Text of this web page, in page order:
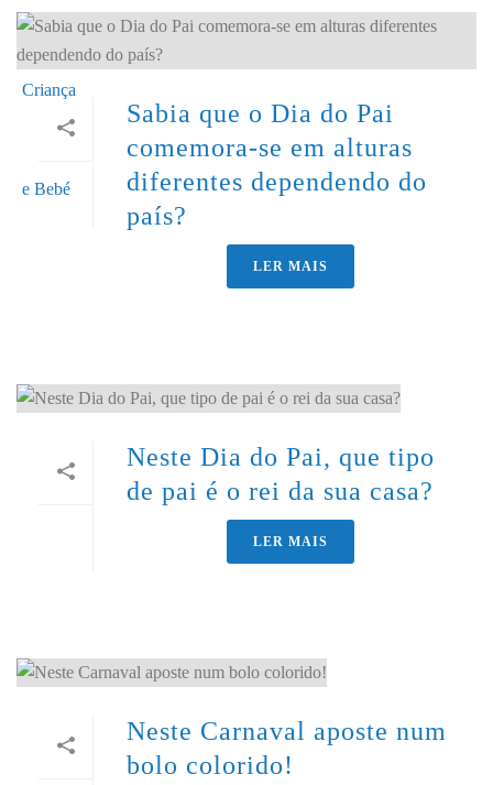
Sabia que o Dia do Pai
comemora-se em alturas
diferentes dependendo do
país?
LER MAIS
Neste Dia do Pai, que tipo
de pai é o rei da sua casa?
LER MAIS
Neste Carnaval aposte num
bolo colorido!